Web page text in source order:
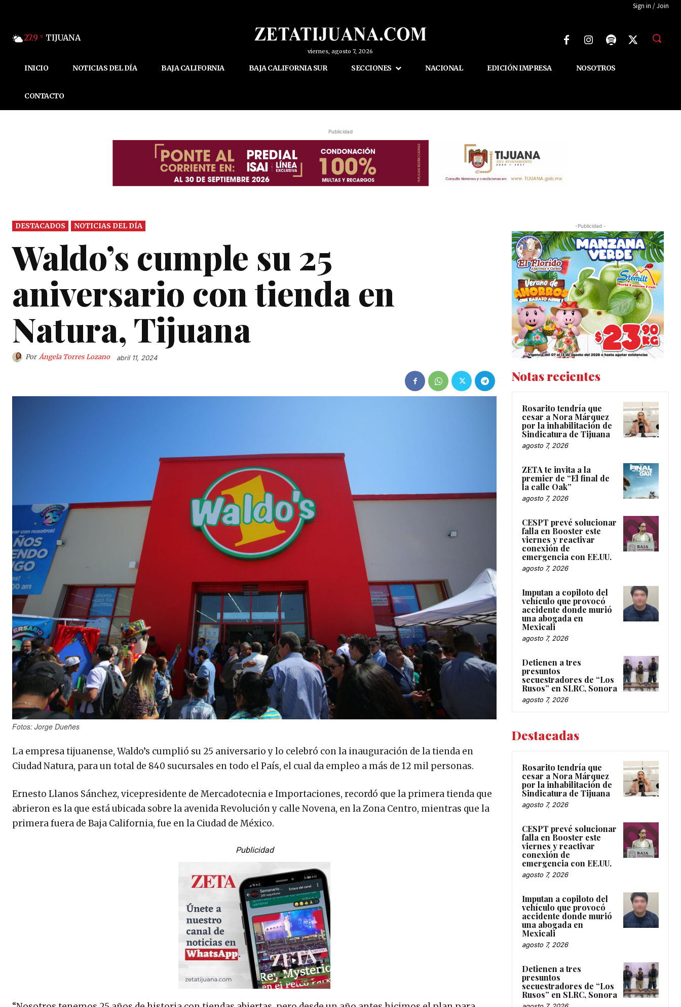
Sign in / Join
27.9 C TIJUANA
viernes, agosto 7, 2026
INICIO NOTICIAS DEL DÍA BAJA CALIFORNIA BAJA CALIFORNIA SUR SECCIONES NACIONAL EDICIÓN IMPRESA NOSOTROS
CONTACTO
Publicidad
DESTACADOS NOTICIAS DEL DÍA
Waldo’s cumple su 25
aniversario con tienda en
Natura, Tijuana
Por Ángela Torres Lozano abril 11, 2024
Fotos: Jorge Dueñes
La empresa tijuanense, Waldo’s cumplió su 25 aniversario y lo celebró con la inauguración de la tienda en
Ciudad Natura, para un total de 840 sucursales en todo el País, el cual da empleo a más de 12 mil personas.
Ernesto Llanos Sánchez, vicepresidente de Mercadotecnia e Importaciones, recordó que la primera tienda que
abrieron es la que está ubicada sobre la avenida Revolución y calle Novena, en la Zona Centro, mientras que la
primera fuera de Baja California, fue en la Ciudad de México.
Publicidad
-Publicidad -
Notas recientes
Rosarito tendría que
cesar a Nora Márquez
por la inhabilitación de
Sindicatura de Tijuana
agosto 7, 2026
ZETA te invita a la
premier de “El final de
la calle Oak”
agosto 7, 2026
CESPT prevé solucionar
falla en Booster este
viernes y reactivar
conexión de
emergencia con EE.UU.
agosto 7, 2026
Imputan a copiloto del
vehículo que provocó
accidente donde murió
una abogada en
Mexicali
agosto 7, 2026
Detienen a tres
presuntos
secuestradores de “Los
Rusos” en SLRC, Sonora
agosto 7, 2026
Destacadas
Rosarito tendría que
cesar a Nora Márquez
por la inhabilitación de
Sindicatura de Tijuana
agosto 7, 2026
CESPT prevé solucionar
falla en Booster este
viernes y reactivar
conexión de
emergencia con EE.UU.
agosto 7, 2026
Imputan a copiloto del
vehículo que provocó
accidente donde murió
una abogada en
Mexicali
agosto 7, 2026
Detienen a tres
presuntos
secuestradores de “Los
Rusos” en SLRC, Sonora